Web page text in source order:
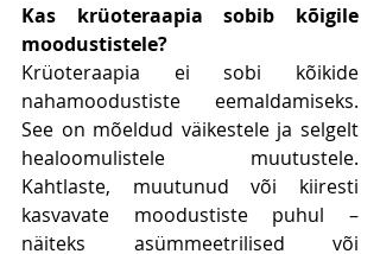
Kas krüoteraapia sobib kõigile
moodustistele?
Krüoteraapia ei sobi kõikide
nahamoodustiste eemaldamiseks.
See on mõeldud väikestele ja selgelt
healoomulistele muutustele.
Kahtlaste, muutunud või kiiresti
kasvavate moodustiste puhul –
näiteks asümmeetrilised või